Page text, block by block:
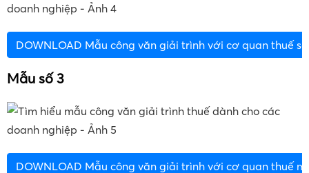
DOWNLOAD Mẫu công văn giải trình với cơ quan thuế số
Mẫu số 3
DOWNLOAD Mẫu công văn giải trình với cơ quan thuế